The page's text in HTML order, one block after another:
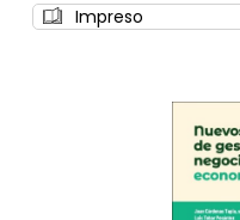
Impreso